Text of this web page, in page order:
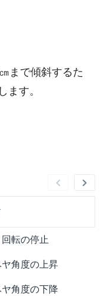
まで傾斜するた
す。
転の停止
角度の上昇
角度の下降